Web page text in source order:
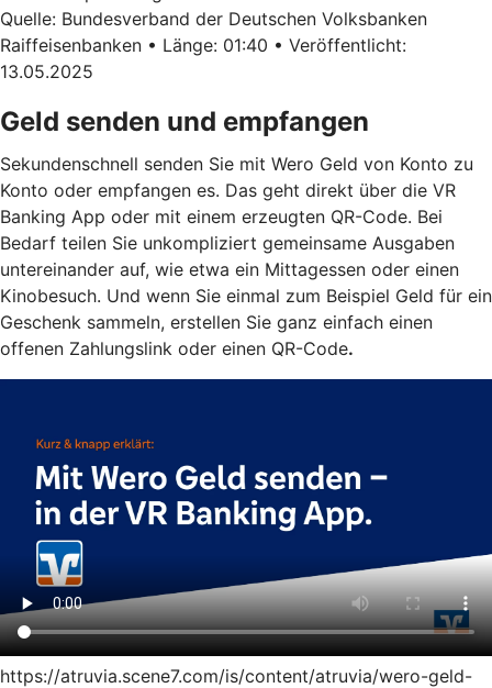
Quelle: Bundesverband der Deutschen Volksbanken
Raiffeisenbanken • Länge: 01:40 • Veröffentlicht:
13.05.2025
Geld senden und empfangen
Sekundenschnell senden Sie mit Wero Geld von Konto zu
Konto oder empfangen es. Das geht direkt über die VR
Banking App oder mit einem erzeugten QR-Code. Bei
Bedarf teilen Sie unkompliziert gemeinsame Ausgaben
untereinander auf, wie etwa ein Mittagessen oder einen
Kinobesuch. Und wenn Sie einmal zum Beispiel Geld für ein
Geschenk sammeln, erstellen Sie ganz einfach einen
offenen Zahlungslink oder einen QR-Code.
https://atruvia.scene7.com/is/content/atruvia/wero-geld-